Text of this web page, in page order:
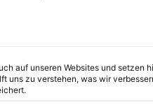
auf unseren Websites und setzen
uns zu verstehen, was wir